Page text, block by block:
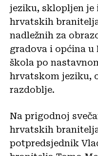
jeziku, sklopljen je
hrvatskih
nadležnih za
gradova i općina u
škola po
hrvatskom jeziku,
razdoblje.
Na prigodnoj
hrvatskih
potpredsjednik